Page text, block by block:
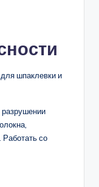
разрушении
со